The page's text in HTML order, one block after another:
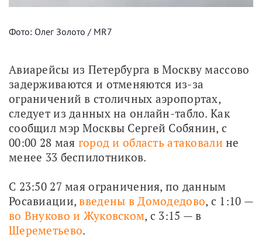
Фото: Олег Золото / MR7
Авиарейсы из Петербурга в Москву массово
задерживаются и отменяются из-за
ограничений в столичных аэропортах,
следует из данных на онлайн-табло. Как
сообщил мэр Москвы Сергей Собянин, с
00:00 28 мая город и область атаковали не
менее 33 беспилотников.
С 23:50 27 мая ограничения, по данным
Росавиации, введены в Домодедово
, с 1:10 —
во Внуково и Жуковском
Шереметьево.